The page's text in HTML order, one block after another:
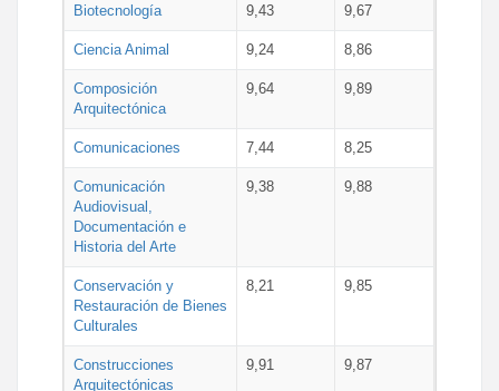
Biotecnología 9,43 9,67
Ciencia Animal 9,24 8,86
Composición
Arquitectónica
9,64 9,89
Comunicaciones 7,44 8,25
Comunicación
Audiovisual,
Documentación e
Historia del Arte
9,38 9,88
Conservación y
Restauración de Bienes
Culturales
8,21 9,85
Construcciones
Arquitectónicas
9,91 9,87